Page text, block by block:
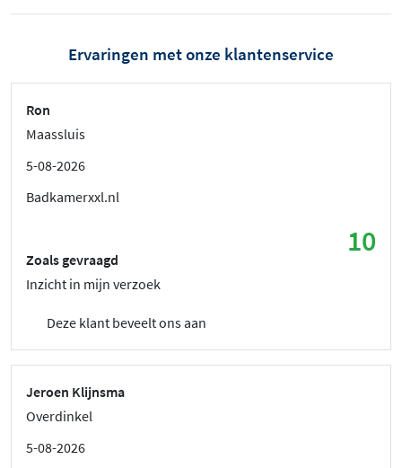
Ervaringen met onze klantenservice
Ron
Maassluis
5-08-2026
Badkamerxxl.nl
10
Zoals gevraagd
Inzicht in mijn verzoek
Deze klant beveelt ons aan
Jeroen Klijnsma
Overdinkel
5-08-2026